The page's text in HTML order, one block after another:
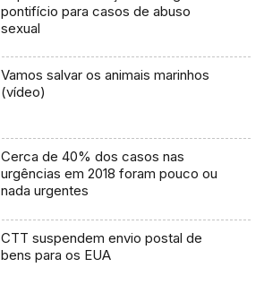
pontifício para casos de abuso
sexual
Vamos salvar os animais marinhos
(vídeo)
Cerca de 40% dos casos nas
urgências em 2018 foram pouco ou
nada urgentes
CTT suspendem envio postal de
bens para os EUA